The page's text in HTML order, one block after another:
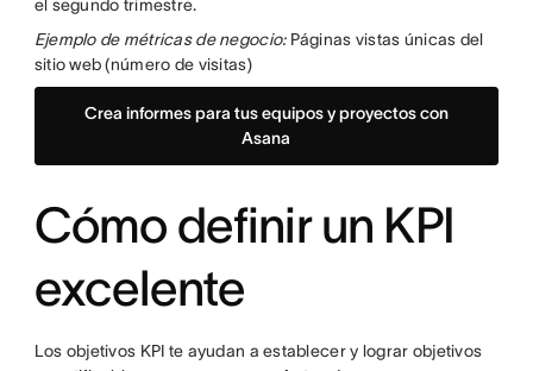
el segundo trimestre.
Ejemplo de métricas de negocio: Páginas vistas únicas del
sitio web (número de visitas)
Crea informes para tus equipos y proyectos con
Asana
Cómo definir un KPI
excelente
Los objetivos KPI te ayudan a establecer y lograr objetivos